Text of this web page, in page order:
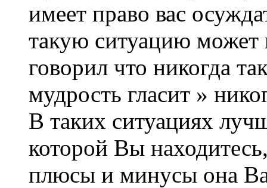
имеет право вас
такую ситуацию может
говорил что никогда
мудрость гласит »
В таких ситуациях
которой Вы
плюсы и минусы она